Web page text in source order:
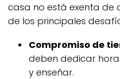
casa no está exenta de
de los principales
Compromiso de
deben dedicar
y enseñar.